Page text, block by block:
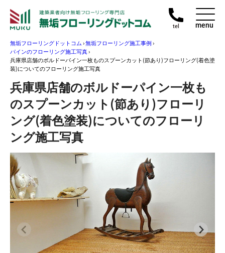
tel menu
無垢フローリングドットコム›無垢フローリング施工事例›
パインのフローリング施工写真›
兵庫県店舗のボルドーパイン一枚ものスプーンカット(節あり)フローリング(着色塗
装)についてのフローリング施工写真
兵庫県店舗のボルドーパイン一枚も
のスプーンカット(節あり)フローリ
ング(着色塗装)についてのフローリ
ング施工写真